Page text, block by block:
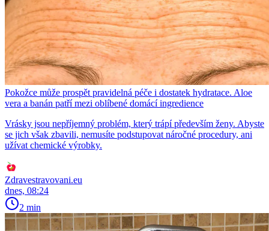
Pokožce může prospět pravidelná péče i dostatek hydratace. Aloe
vera a banán patří mezi oblíbené domácí ingredience
Vrásky jsou nepříjemný problém, který trápí především ženy. Abyste
se jich však zbavili, nemusíte podstupovat náročné procedury, ani
užívat chemické výrobky.
Zdravestravovani.eu
dnes, 08:24
2 min